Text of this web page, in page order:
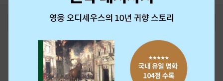
2026-08-01
로그인 최근 본 상품 주문/배송
고객센터 1544-3800 티켓 1544-6399
중고샵 1566-4295
eBook 1:1문의/채팅상담
예스이십사(주) 사업자 정보